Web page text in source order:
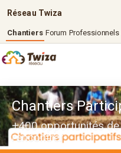
Réseau Twiza
Chantiers Forum Professionnels
Chantiers
+400 opportunités
rencontrer